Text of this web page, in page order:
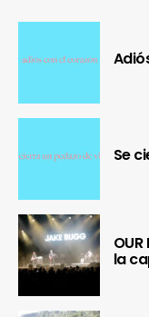
Se
la